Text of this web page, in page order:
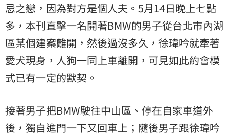
忌之戀，因為對方是個人夫 。5月14日晚上七點
多，本刊直擊一名開著BMW的男子從台北市內湖
區某個建案離開，然後過沒多久，徐瑋吟就牽著
愛犬現身，人狗一同上車離開，可見如此約會模
式已有一定的默契。
接著男子把BMW駛往中山區、停在自家車道外
後，獨自進門一下又回車上；隨後男子跟徐瑋吟